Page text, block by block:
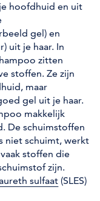
hoofdhuid en uit
gel) en
uit je haar. In
zitten
stoffen. Ze zijn
maar
gel uit je haar.
makkelijk
De schuimstoffen
niet schuimt, werkt
stoffen die
zijn.
sulfaat (SLES)